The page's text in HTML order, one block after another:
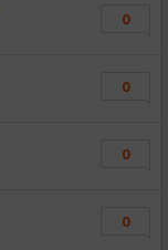
0
0
0
0